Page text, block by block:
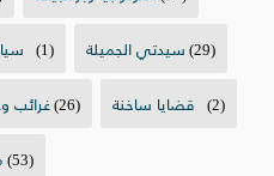
(1) سيدتي الجميلة(29)
غرائب(26) قضايا ساخنة (2)
(53)